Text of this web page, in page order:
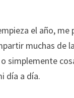
el año, me
muchas de
simplemente
día a día.